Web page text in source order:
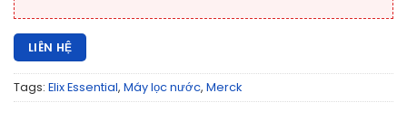
LIÊN HỆ
Tags: Elix Essential, Máy lọc nước, Merck